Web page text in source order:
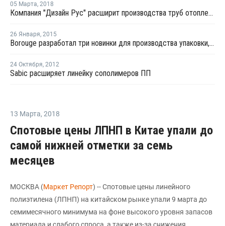
05 Марта, 2018
Компания "Дизайн Рус" расширит производства труб отопления в ОЭЗ "Алабуга"
26 Января, 2015
Borouge разработал три новинки для производства упаковки, игрушек и ухода за детьми
24 Октября, 2012
Sabic расширяет линейку сополимеров ПП
13 Марта, 2018
Спотовые цены ЛПНП в Китае упали до
самой нижней отметки за семь
месяцев
МОСКВА (Маркет Репорт) -- Спотовые цены линейного
полиэтилена (ЛПНП) на китайском рынке упали 9 марта до
семимесячного минимума на фоне высокого уровня запасов